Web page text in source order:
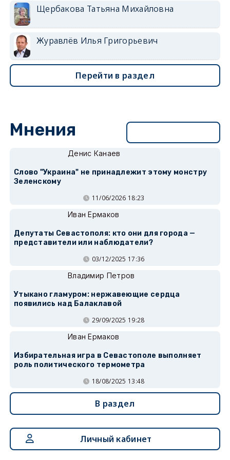
Щербакова Татьяна Михайловна
Журавлёв Илья Григорьевич
Перейти в раздел
Мнения
Денис Канаев
Слово "Украина" не принадлежит этому монстру
Зеленскому
11/06/2026 18:23
Иван Ермаков
Депутаты Севастополя: кто они для города —
представители или наблюдатели?
03/12/2025 17:36
Владимир Петров
Утыкано гламуром: нержавеющие сердца
появились над Балаклавой
29/09/2025 19:28
Иван Ермаков
Избирательная игра в Севастополе выполняет
роль политического термометра
18/08/2025 13:48
В раздел
Личный кабинет